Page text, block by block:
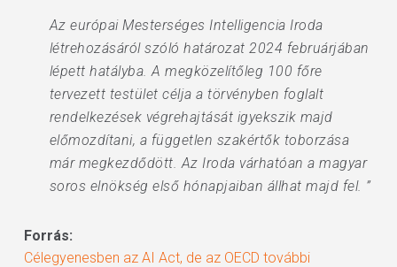
Az európai Mesterséges Intelligencia Iroda
létrehozásáról szóló határozat 2024 februárjában
lépett hatályba. A megközelítőleg 100 főre
tervezett testület célja a törvényben foglalt
rendelkezések végrehajtását igyekszik majd
előmozdítani, a független szakértők toborzása
már megkezdődött. Az Iroda várhatóan a magyar
soros elnökség első hónapjaiban állhat majd fel. ”
Forrás:
Célegyenesben az AI Act, de az OECD további